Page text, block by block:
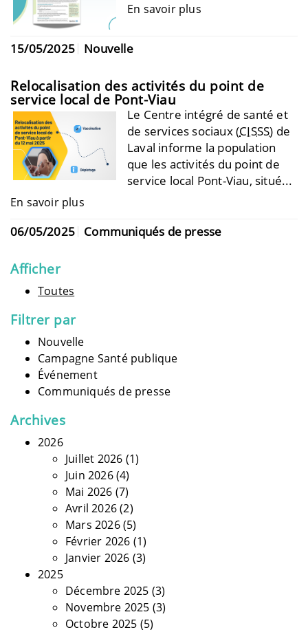
En savoir plus
15/05/2025 Nouvelle
Relocalisation des activités du point de
service local de Pont-Viau
Le Centre intégré de santé et
de services sociaux (CISSS) de
Laval informe la population
que les activités du point de
service local Pont-Viau, situé...
En savoir plus
06/05/2025 Communiqués de presse
Afficher
Toutes
Filtrer par
Nouvelle
Campagne Santé publique
Événement
Communiqués de presse
Archives
2026
Juillet 2026 (1)
Juin 2026(4)
Mai 2026 (7)
Avril 2026(2)
Mars 2026(5)
Février 2026 (1)
Janvier 2026 (3)
2025
Décembre 2025 (3)
Novembre 2025 (3)
Octobre 2025 (5)